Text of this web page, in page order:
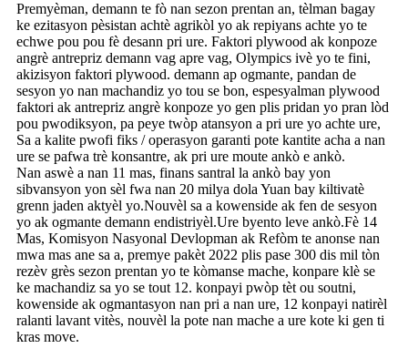
Premyèman, demann te fò nan sezon prentan an, tèlman bagay
ke ezitasyon pèsistan achtè agrikòl yo ak repiyans achte yo te
echwe pou pou fè desann pri ure. Faktori plywood ak konpoze
angrè antrepriz demann vag apre vag, Olympics ivè yo te fini,
akizisyon faktori plywood. demann ap ogmante, pandan de
sesyon yo nan machandiz yo tou se bon, espesyalman plywood
faktori ak antrepriz angrè konpoze yo gen plis pridan yo pran lòd
pou pwodiksyon, pa peye twòp atansyon a pri ure yo achte ure,
Sa a kalite pwofi fiks / operasyon garanti pote kantite acha a nan
ure se pafwa trè konsantre, ak pri ure moute ankò e ankò.
Nan aswè a nan 11 mas, finans santral la ankò bay yon
sibvansyon yon sèl fwa nan 20 milya dola Yuan bay kiltivatè
grenn jaden aktyèl yo.Nouvèl sa a kowenside ak fen de sesyon
yo ak ogmante demann endistriyèl.Ure byento leve ankò.Fè 14
Mas, Komisyon Nasyonal Devlopman ak Refòm te anonse nan
mwa mas ane sa a, premye pakèt 2022 plis pase 300 dis mil tòn
rezèv grès sezon prentan yo te kòmanse mache, konpare klè se
ke machandiz sa yo se tout 12. konpayi pwòp tèt ou soutni,
kowenside ak ogmantasyon nan pri a nan ure, 12 konpayi natirèl
ralanti lavant vitès, nouvèl la pote nan mache a ure kote ki gen ti
kras move.